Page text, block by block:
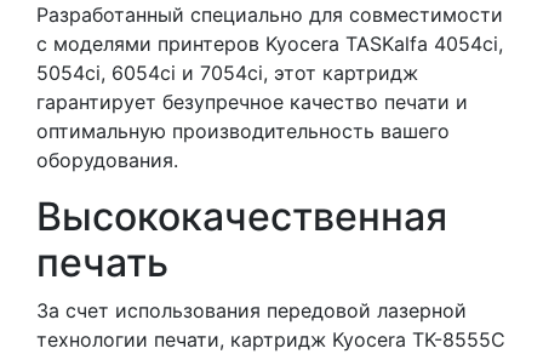
Разработанный специально для совместимости
с моделями принтеров Kyocera TASKalfa 4054ci,
5054ci, 6054ci и 7054ci, этот картридж
гарантирует безупречное качество печати и
оптимальную производительность вашего
оборудования.
Высококачественная
печать
За счет использования передовой лазерной
технологии печати, картридж Kyocera TK-8555C